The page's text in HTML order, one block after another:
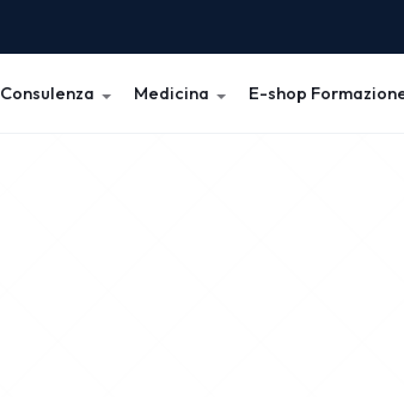
Consulenza Medicina E-shop